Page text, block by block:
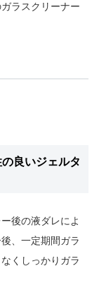
ラスクリーナー
良いジェルタ
後の液ダレによ
、一定期間ガラ
くしっかりガラ